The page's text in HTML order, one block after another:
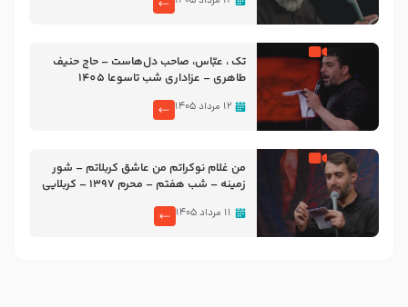
تک ، عبّاس، صاحب دل‌هاست – حاج حنیف
طاهری – عزاداری شب تاسوعا 1405
۱۲ مرداد ۱۴۰۵
من غلام نوکراتم من عاشق کربلاتم – شور
زمینه – شب هفتم – محرم 1397 – کربلایی
۱۱ مرداد ۱۴۰۵